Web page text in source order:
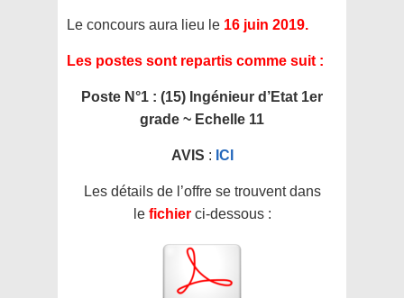
Le concours aura lieu le 16 juin 2019.
Les postes sont repartis comme suit :
Poste N°1 : (15) Ingénieur d’Etat 1er
grade ~ Echelle 11
AVIS : ICI
Les détails de l’offre se trouvent dans
le fichier ci-dessous :